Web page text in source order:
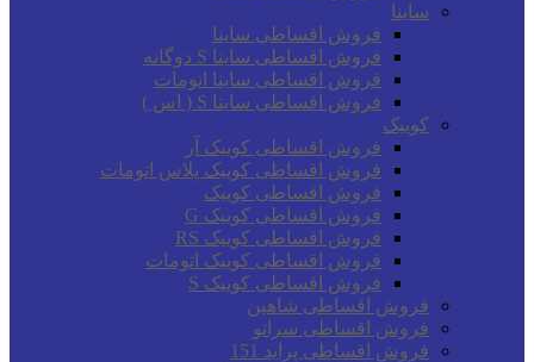
ساینا
فروش اقساطی ساینا
فروش اقساطی ساینا S دوگانه
فروش اقساطی ساینا اتومات
فروش اقساطی ساینا S ( اس )
کوییک
فروش اقساطی کوییک آر
فروش اقساطی کوییک پلاس اتومات
فروش اقساطی کوییک
فروش اقساطی کوییک G
فروش اقساطی کوییک RS
فروش اقساطی کوییک اتومات
فروش اقساطی کوییک S
فروش اقساطی شاهین
فروش اقساطی سراتو
فروش اقساطی پراید 151